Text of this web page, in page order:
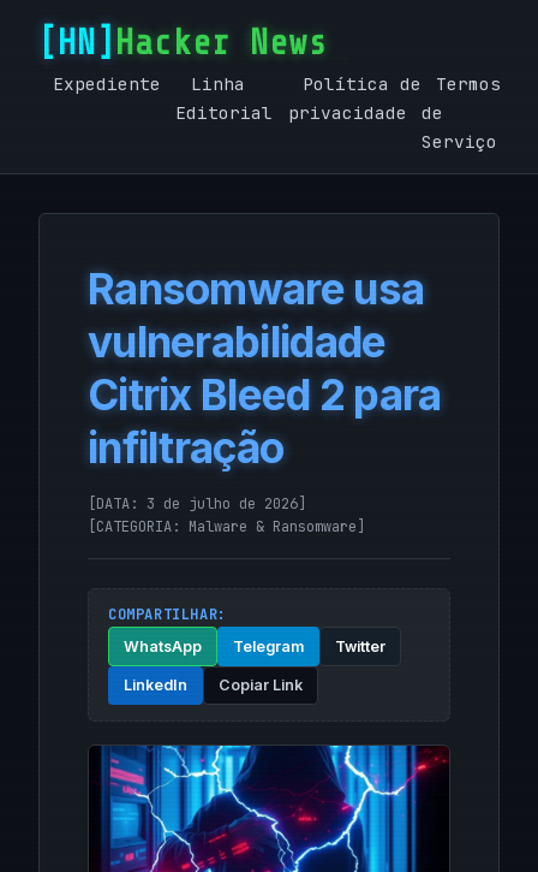
Hacker News
Expediente
Linha
Editorial
Política de
privacidade
Termos
de
Serviço
Ransomware usa
vulnerabilidade
Citrix Bleed 2 para
infiltração
[DATA: 3 de julho de 2026]
[CATEGORIA: Malware & Ransomware]
COMPARTILHAR:
WhatsApp Telegram Twitter
LinkedIn Copiar Link